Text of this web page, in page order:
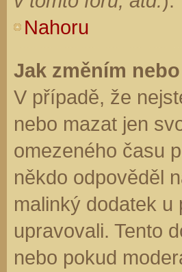
Nahoru
Jak změním
V případě, že
nebo mazat jen
omezeného času
někdo odpověděl
malinký dodatek
upravovali. Tento
nebo pokud